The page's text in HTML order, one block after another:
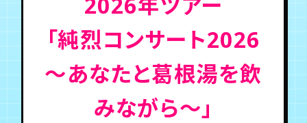
年会員制ファンクラブ
会員登録 ログイン
「純烈コンサート2026
〜あなたと葛根湯を飲
みながら〜」